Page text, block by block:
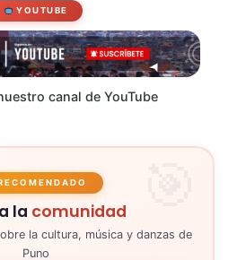
YOUTUBE
canal de YouTube
la comunidad
la cultura, música y danzas de
Puno